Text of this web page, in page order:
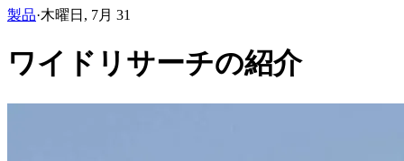
製品·木曜日, 7月 31
ワイドリサーチの紹介